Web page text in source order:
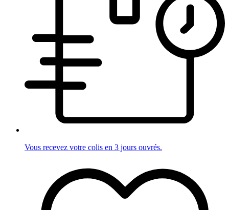
Vous recevez votre colis en 3 jours ouvrés.